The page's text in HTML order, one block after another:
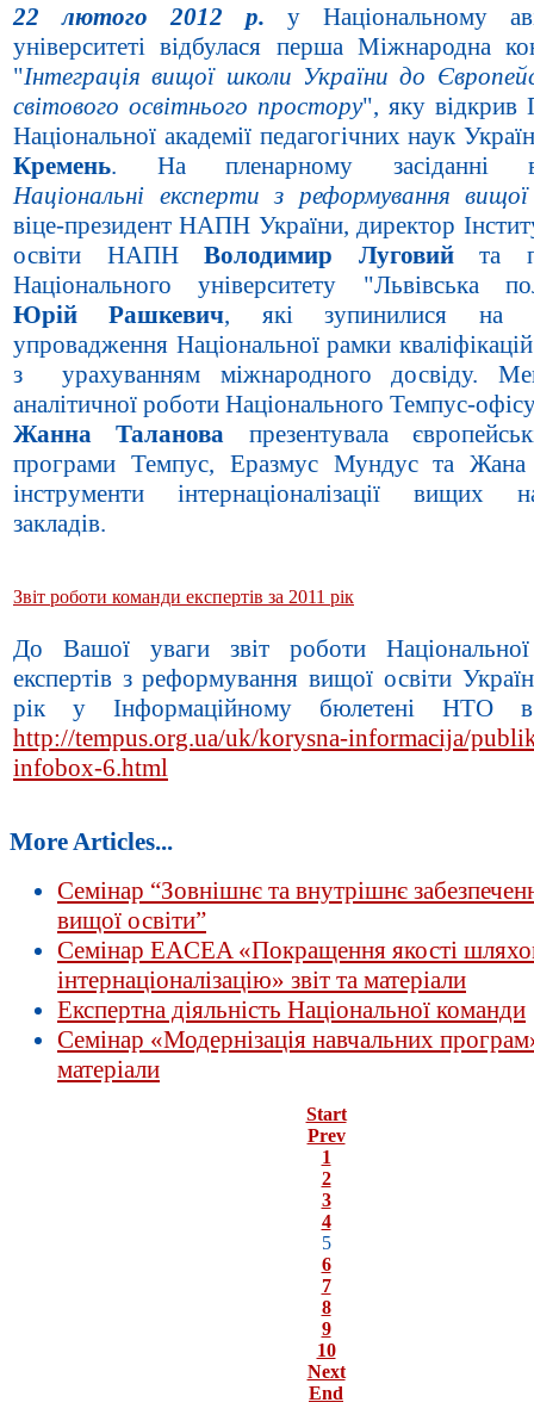
22 лютого 2012 р. у Національному
університеті відбулася перша Міжнародна
"Інтеграція вищої школи України до
світового освітнього простору", яку відкрив
Національної академії педагогічних наук
Кремень. На пленарному засіданні
Національні експерти з реформування
віце-президент НАПН України, директор
освіти НАПНВолодимир Луговийта
Національного університету "Львівська
Юрій Рашкевич, які зупинилися на
упровадження Національної рамки
з урахуванням міжнародного досвіду.
аналітичної роботи Національного Темпус-
Жанна Таланова презентувала
програми Темпус, Еразмус Мундус та
інструменти інтернаціоналізації вищих
закладів.
Звіт роботи команди експертів за 2011 рік
До Вашої уваги звіт роботи
експертів з реформування вищої освіти
рік у Інформаційному бюлетені НТО в
http://tempus.org.ua/uk/korysna-informacija/
infobox-6.html
More Articles...
Семінар “Зовнішнє та внутрішнє
вищої освіти”
Семінар EACEA «Покращення якості
інтернаціоналізацію» звіт та матеріали
Експертна діяльність Національної команди
Семінар «Модернізація навчальних
матеріали
Start
Prev
1
2
3
4
5
6
7
8
9
10
Next
End